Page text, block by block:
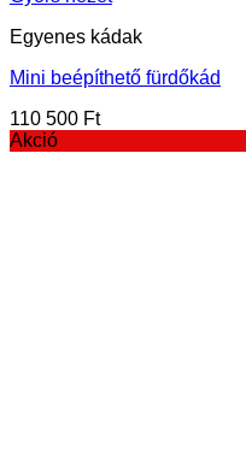
Egyenes kádak
Mini beépíthető fürdőkád
110 500 Ft
Akció